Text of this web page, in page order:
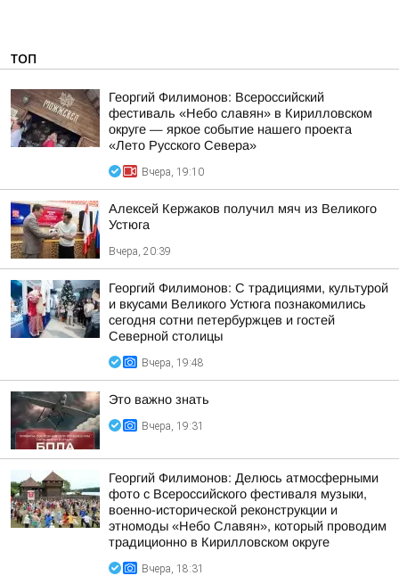
ТОП
Георгий Филимонов: Всероссийский
фестиваль «Небо славян» в Кирилловском
округе — яркое событие нашего проекта
«Лето Русского Севера»
Вчера, 19:10
Алексей Кержаков получил мяч из Великого
Устюга
Вчера, 20:39
Георгий Филимонов: С традициями, культурой
и вкусами Великого Устюга познакомились
сегодня сотни петербуржцев и гостей
Северной столицы
Вчера, 19:48
Это важно знать
Вчера, 19:31
Георгий Филимонов: Делюсь атмосферными
фото с Всероссийского фестиваля музыки,
военно-исторической реконструкции и
этномоды «Небо Славян», который проводим
традиционно в Кирилловском округе
Вчера, 18:31